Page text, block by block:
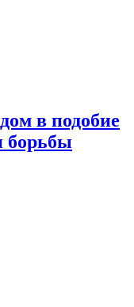
в подобие
борьбы